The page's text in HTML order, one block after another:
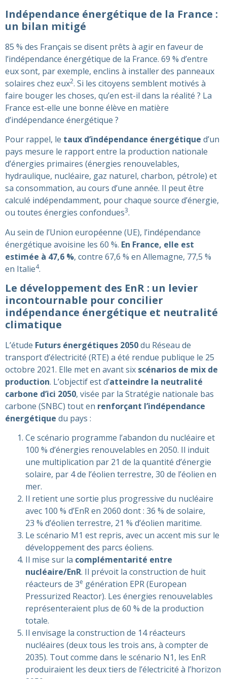
Indépendance énergétique de la France :
un bilan mitigé
85 % des Français se disent prêts à agir en faveur de
l’indépendance énergétique de la France. 69 % d’entre
eux sont, par exemple, enclins à installer des panneaux
solaires chez eux2. Si les citoyens semblent motivés à
faire bouger les choses, qu’en est-il dans la réalité ? La
France est-elle une bonne élève en matière
d’indépendance énergétique ?
Pour rappel, le taux d’indépendance énergétique d’un
pays mesure le rapport entre la production nationale
d’énergies primaires (énergies renouvelables,
hydraulique, nucléaire, gaz naturel, charbon, pétrole) et
sa consommation, au cours d’une année. Il peut être
calculé indépendamment, pour chaque source d’énergie,
ou toutes énergies confondues3.
Au sein de l’Union européenne (UE), l’indépendance
énergétique avoisine les 60 %. En France, elle est
estimée à 47,6 %, contre 67,6 % en Allemagne, 77,5 %
en Italie4.
Le développement des EnR : un levier
incontournable pour concilier
indépendance énergétique et neutralité
climatique
L’étude Futurs énergétiques 2050du Réseau de
transport d’électricité (RTE) a été rendue publique le 25
octobre 2021. Elle met en avant six scénarios de mix de
production. L’objectif est d’atteindre la neutralité
carbone d’ici 2050, visée par la Stratégie nationale bas
carbone (SNBC) tout en renforçant l’indépendance
énergétique du pays :
Ce scénario programme l’abandon du nucléaire et
100 % d’énergies renouvelables en 2050. Il induit
une multiplication par 21 de la quantité d’énergie
solaire, par 4 de l’éolien terrestre, 30 de l’éolien en
mer.
Il retient une sortie plus progressive du nucléaire
avec 100 % d’EnR en 2060 dont : 36 % de solaire,
23 % d’éolien terrestre, 21 % d’éolien maritime.
Le scénario M1 est repris, avec un accent mis sur le
développement des parcs éoliens.
Il mise sur la complémentarité entre
nucléaire/EnR. Il prévoit la construction de huit
réacteurs de 3e génération EPR (European
Pressurized Reactor). Les énergies renouvelables
représenteraient plus de 60 % de la production
totale.
Il envisage la construction de 14 réacteurs
nucléaires (deux tous les trois ans, à compter de
2035). Tout comme dans le scénario N1, les EnR
produiraient les deux tiers de l’électricité à l’horizon